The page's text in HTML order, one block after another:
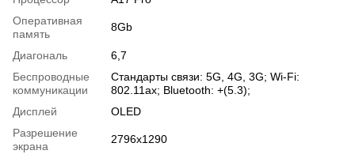
Оперативная
память
8Gb
Диагональ
6,7
Беспроводные
коммуникации
Стандарты связи: 5G, 4G, 3G; Wi-Fi:
802.11ax; Bluetooth: +(5.3);
Дисплей
OLED
Разрешение
экрана
2796x1290